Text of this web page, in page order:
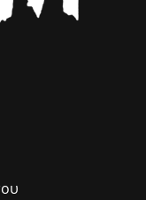
μου για θέματα
των αναγκών από
για όλους τους